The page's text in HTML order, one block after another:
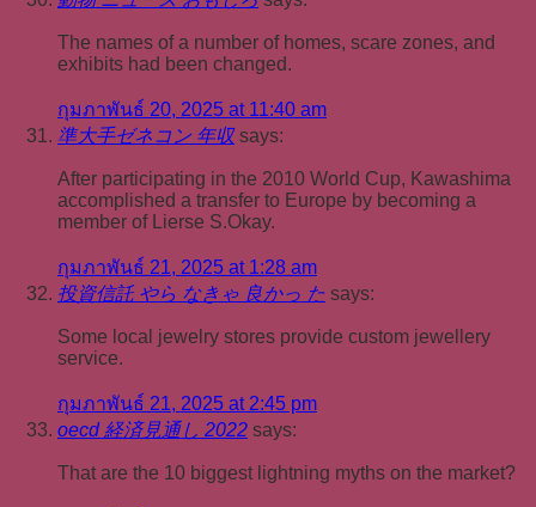
The names of a number of homes, scare zones, and
exhibits had been changed.
กุมภาพันธ์ 20, 2025 at 11:40 am
準大手ゼネコン 年収 says:
After participating in the 2010 World Cup, Kawashima
accomplished a transfer to Europe by becoming a
member of Lierse S.Okay.
กุมภาพันธ์ 21, 2025 at 1:28 am
投資信託 やら なきゃ 良かっ た says:
Some local jewelry stores provide custom jewellery
service.
กุมภาพันธ์ 21, 2025 at 2:45 pm
oecd 経済見通し 2022 says:
That are the 10 biggest lightning myths on the market?